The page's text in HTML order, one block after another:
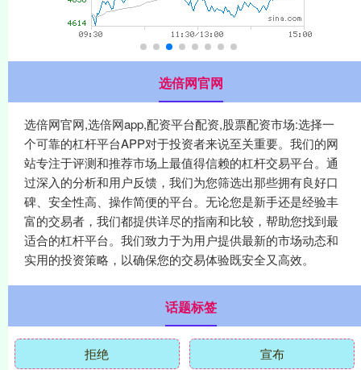
选倍网官网
选倍网官网,选倍网app,配资平台配资,股票配资市场:选择一
个可靠的杠杆平台APP对于投资者来说至关重要。我们的网
站专注于评测和推荐市场上最值得信赖的杠杆交易平台。通
过深入的分析和用户反馈，我们为您筛选出那些拥有良好口
碑、安全性高、操作简便的平台。无论您是新手还是经验丰
富的交易者，我们都提供详尽的指南和比较，帮助您找到最
适合的杠杆平台。我们致力于为用户提供最新的市场动态和
实用的投资策略，以确保您的交易体验既安全又高效。
话题标签
拒绝 宣布